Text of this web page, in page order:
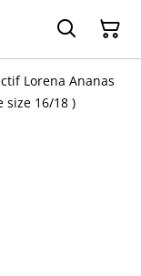
Lorena Ananas
size 16/18 )